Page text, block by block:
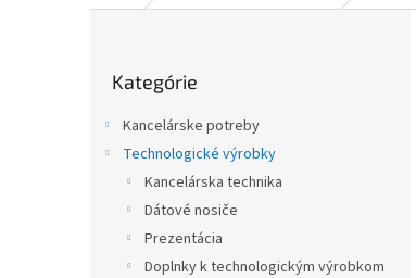
kategórie
Kategórie
Kancelárske potreby
Technologické výrobky
Kancelárska technika
Dátové nosiče
Prezentácia
Doplnky k technologickým výrobkom